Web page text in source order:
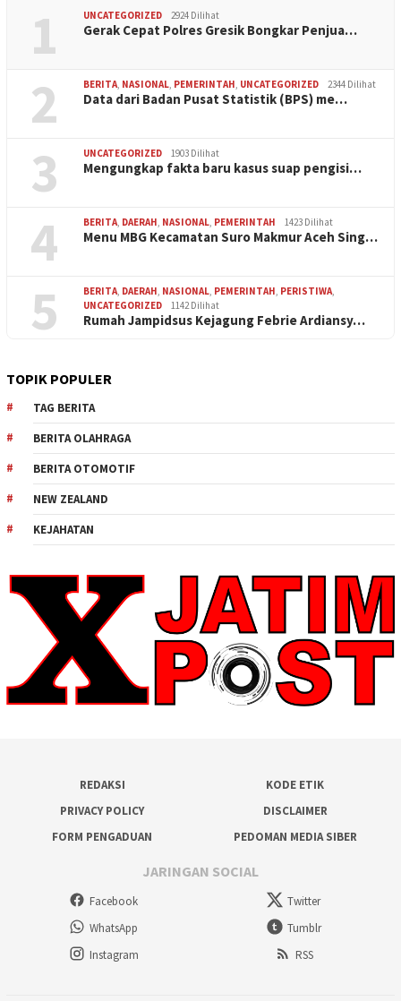
1 UNCATEGORIZED 2924 Dilihat
Gerak Cepat Polres Gresik Bongkar Penjua…
2 BERITA, NASIONAL, PEMERINTAH, UNCATEGORIZED 2344 Dilihat
Data dari Badan Pusat Statistik (BPS) me…
3 UNCATEGORIZED 1903 Dilihat
Mengungkap fakta baru kasus suap pengisi…
4 BERITA, DAERAH, NASIONAL, PEMERINTAH 1423 Dilihat
Menu MBG Kecamatan Suro Makmur Aceh Sing…
5 BERITA, DAERAH, NASIONAL, PEMERINTAH, PERISTIWA,
UNCATEGORIZED
1142 Dilihat
Rumah Jampidsus Kejagung Febrie Ardiansy…
TOPIK POPULER
TAG BERITA
BERITA OLAHRAGA
BERITA OTOMOTIF
NEW ZEALAND
KEJAHATAN
REDAKSI
KODE ETIK
PRIVACY POLICY
DISCLAIMER
FORM PENGADUAN
PEDOMAN MEDIA SIBER
JARINGAN SOCIAL
Facebook
Twitter
WhatsApp
Tumblr
Instagram
RSS